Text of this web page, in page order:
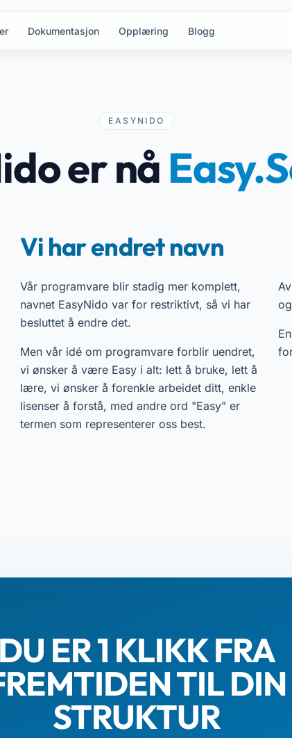
Dokumentasjon Opplæring Blogg
EASYNIDO
er nå
Vi har endret navn
Vår programvare blir stadig mer komplett,
navnet EasyNido var for restriktivt, så vi har
besluttet å endre det.
Men vår idé om programvare forblir uendret,
vi ønsker å være Easy i alt: lett å bruke, lett å
lære, vi ønsker å forenkle arbeidet ditt, enkle
lisenser å forstå, med andre ord "Easy" er
termen som representerer oss best.
DU ER 1 KLIKK FRA
TIL DIN
STRUKTUR